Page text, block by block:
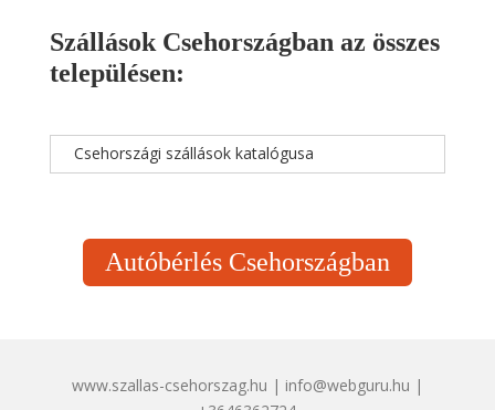
Szállások Csehországban az összes
településen:
Csehországi szállások katalógusa
Autóbérlés Csehországban
www.szallas-csehorszag.hu | info@webguru.hu |